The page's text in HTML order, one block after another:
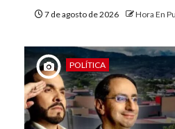
7 de agosto de 2026 Hora En
POLÍTICA